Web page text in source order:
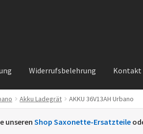
Widerrufsbelehrung Kontakt
KontaktSachs Ersatzteile SachsteileÜber
Akku Ladegrät AKKU 36V13AH Urbano
unseren Shop Saxonette-Ersatzteile